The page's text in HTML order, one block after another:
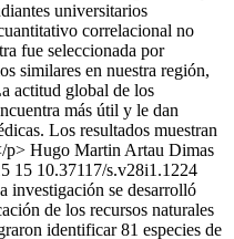
universitarios
correlacional no
fue seleccionada por
similares en nuestra región,
actitud global de los
más útil y le dan
Los resultados muestran
p> Hugo Martin Artau Dimas
15 10.37117/s.v28i1.1224
investigación se desarrolló
de los recursos naturales
identificar 81 especies de